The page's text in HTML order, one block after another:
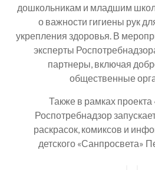
дошкольникам и младшим
о важности гигиены рук
укрепления здоровья. В
эксперты
партнеры, включая
общественные
Также в рамках
Роспотребнадзор
раскрасок, комиксов и
детского «Санпросвета»